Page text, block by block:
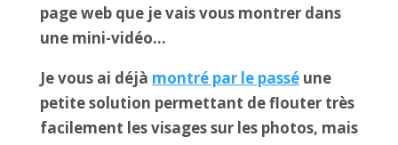
page web que je vais vous montrer dans
une mini-vidéo…
Je vous ai déjà montré par le passéune
petite solution permettant de flouter très
facilement les visages sur les photos, mais